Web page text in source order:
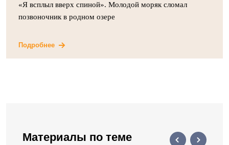
«Я всплыл вверх спиной». Молодой моряк сломал
позвоночник в родном озере
Подробнее
Материалы по теме